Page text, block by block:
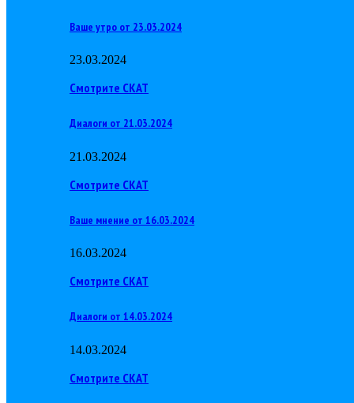
Ваше утро от 23.03.2024
23.03.2024
Смотрите СКАТ
Диалоги от 21.03.2024
21.03.2024
Смотрите СКАТ
Ваше мнение от 16.03.2024
16.03.2024
Смотрите СКАТ
Диалоги от 14.03.2024
14.03.2024
Смотрите СКАТ